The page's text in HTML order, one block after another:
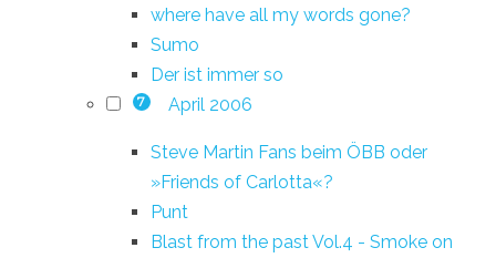
where have all my words gone?
Sumo
Der ist immer so
7 April 2006
Steve Martin Fans beim ÖBB oder
»Friends of Carlotta«?
Punt
Blast from the past Vol.4 - Smoke on